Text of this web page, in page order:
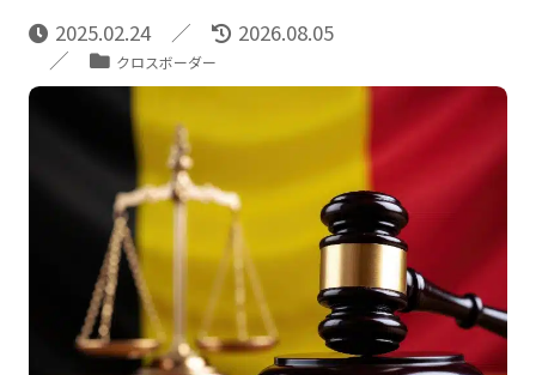
2025.02.24 2026.08.05
クロスボーダー